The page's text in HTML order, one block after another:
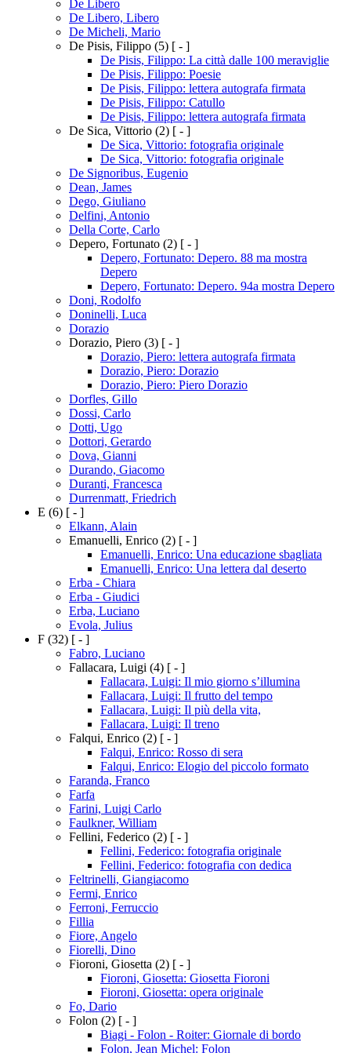
De Libero
De Libero, Libero
De Micheli, Mario
De Pisis, Filippo (5) [ - ]
De Pisis, Filippo: La città dalle 100 meraviglie
De Pisis, Filippo: Poesie
De Pisis, Filippo: lettera autografa firmata
De Pisis, Filippo: Catullo
De Pisis, Filippo: lettera autografa firmata
De Sica, Vittorio (2) [ - ]
De Sica, Vittorio: fotografia originale
De Sica, Vittorio: fotografia originale
De Signoribus, Eugenio
Dean, James
Dego, Giuliano
Delfini, Antonio
Della Corte, Carlo
Depero, Fortunato (2) [ - ]
Depero, Fortunato: Depero. 88 ma mostra
Depero
Depero, Fortunato: Depero. 94a mostra Depero
Doni, Rodolfo
Doninelli, Luca
Dorazio
Dorazio, Piero (3) [ - ]
Dorazio, Piero: lettera autografa firmata
Dorazio, Piero: Dorazio
Dorazio, Piero: Piero Dorazio
Dorfles, Gillo
Dossi, Carlo
Dotti, Ugo
Dottori, Gerardo
Dova, Gianni
Durando, Giacomo
Duranti, Francesca
Durrenmatt, Friedrich
E (6) [ - ]
Elkann, Alain
Emanuelli, Enrico (2) [ - ]
Emanuelli, Enrico: Una educazione sbagliata
Emanuelli, Enrico: Una lettera dal deserto
Erba - Chiara
Erba - Giudici
Erba, Luciano
Evola, Julius
F (32) [ - ]
Fabro, Luciano
Fallacara, Luigi (4) [ - ]
Fallacara, Luigi: Il mio giorno s’illumina
Fallacara, Luigi: Il frutto del tempo
Fallacara, Luigi: Il più della vita,
Fallacara, Luigi: Il treno
Falqui, Enrico (2) [ - ]
Falqui, Enrico: Rosso di sera
Falqui, Enrico: Elogio del piccolo formato
Faranda, Franco
Farfa
Farini, Luigi Carlo
Faulkner, William
Fellini, Federico (2) [ - ]
Fellini, Federico: fotografia originale
Fellini, Federico: fotografia con dedica
Feltrinelli, Giangiacomo
Fermi, Enrico
Ferroni, Ferruccio
Fillia
Fiore, Angelo
Fiorelli, Dino
Fioroni, Giosetta (2) [ - ]
Fioroni, Giosetta: Giosetta Fioroni
Fioroni, Giosetta: opera originale
Fo, Dario
Folon (2) [ - ]
Biagi - Folon - Roiter: Giornale di bordo
Folon, Jean Michel: Folon